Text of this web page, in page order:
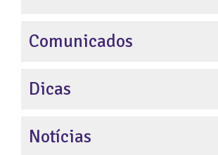
Comunicados
Dicas
Notícias